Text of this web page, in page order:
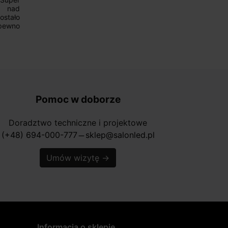
Pomoc w doborze
Doradztwo techniczne i projektowe
(+48) 694-000-777 horizontal_rule sklep@salonled.pl
Umów wizytę →